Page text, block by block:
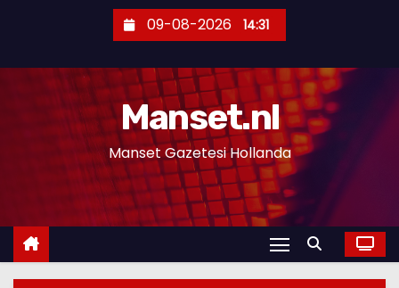
e
09-08-2026 14:31
Manset.nl
Manset Gazetesi Hollanda